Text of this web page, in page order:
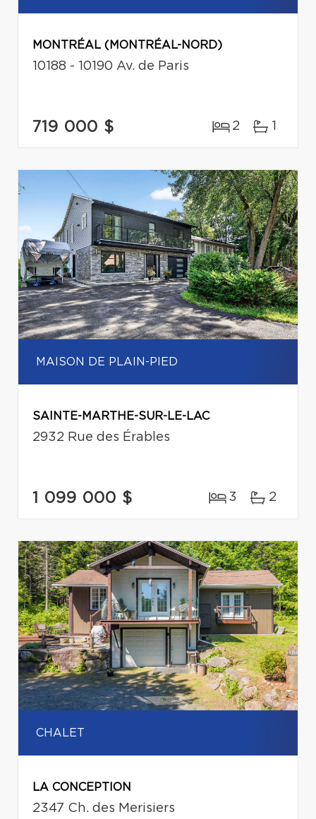
MONTRÉAL (MONTRÉAL-NORD)
10188 - 10190 Av. de Paris
719 000 $ 2 1
MAISON DE PLAIN-PIED
SAINTE-MARTHE-SUR-LE-LAC
2932 Rue des Érables
1 099 000 $ 3 2
CHALET
LA CONCEPTION
2347 Ch. des Merisiers